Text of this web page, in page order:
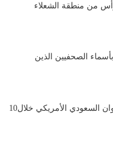
من منطقة الشعلاء
بأسماء الصحفيين الذين
عين الإنسانية: ضحايا العدوان السعودي الأمريكي خلال10